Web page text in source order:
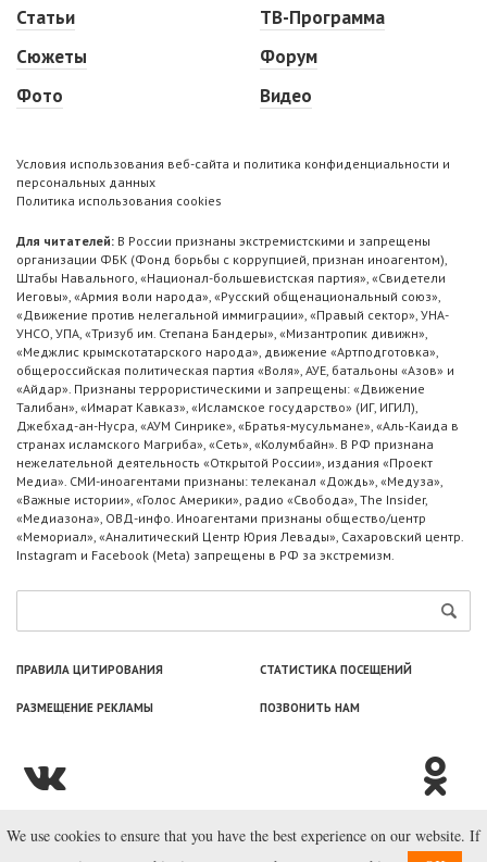
Статьи
Сюжеты
Фото
ТВ-Программа
Форум
Видео
Условия использования веб-сайта и политика конфиденциальности и
персональных данных
Политика использования cookies
Для читателей: В России признаны экстремистскими и запрещены
организации ФБК (Фонд борьбы с коррупцией, признан иноагентом),
Штабы Навального, «Национал-большевистская партия», «Свидетели
Иеговы», «Армия воли народа», «Русский общенациональный союз»,
«Движение против нелегальной иммиграции», «Правый сектор», УНА-
УНСО, УПА, «Тризуб им. Степана Бандеры», «Мизантропик дивижн»,
«Меджлис крымскотатарского народа», движение «Артподготовка»,
общероссийская политическая партия «Воля», АУЕ, батальоны «Азов» и
«Айдар». Признаны террористическими и запрещены: «Движение
Талибан», «Имарат Кавказ», «Исламское государство» (ИГ, ИГИЛ),
Джебхад-ан-Нусра, «АУМ Синрике», «Братья-мусульмане», «Аль-Каида в
странах исламского Магриба», «Сеть», «Колумбайн». В РФ признана
нежелательной деятельность «Открытой России», издания «Проект
Медиа». СМИ-иноагентами признаны: телеканал «Дождь», «Медуза»,
«Важные истории», «Голос Америки», радио «Свобода», The Insider,
«Медиазона», ОВД-инфо. Иноагентами признаны общество/центр
«Мемориал», «Аналитический Центр Юрия Левады», Сахаровский центр.
Instagram и Facebook (Metа) запрещены в РФ за экстремизм.
ПРАВИЛА ЦИТИРОВАНИЯ СТАТИСТИКА ПОСЕЩЕНИЙ
РАЗМЕЩЕНИЕ РЕКЛАМЫ ПОЗВОНИТЬ НАМ
© ООО «Лаборатория Новоcтей», 2003—2026.
We use cookies to ensure that you have the best experience on our website. If